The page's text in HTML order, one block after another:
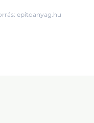
epitoanyag.hu